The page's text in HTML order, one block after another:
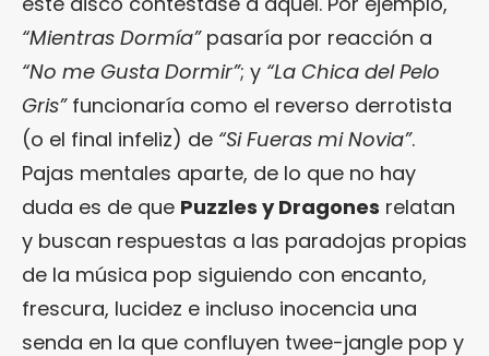
“Mientras Dormía”pasaría por reacción a
“No me Gusta Dormir”; y “La Chica del Pelo
Gris”funcionaría como el reverso derrotista
(o el final infeliz) de “Si Fueras mi Novia”.
Pajas mentales aparte, de lo que no hay
duda es de que Puzzles y Dragones relatan
y buscan respuestas a las paradojas propias
de la música pop siguiendo con encanto,
frescura, lucidez e incluso inocencia una
senda en la que confluyen twee-jangle pop y